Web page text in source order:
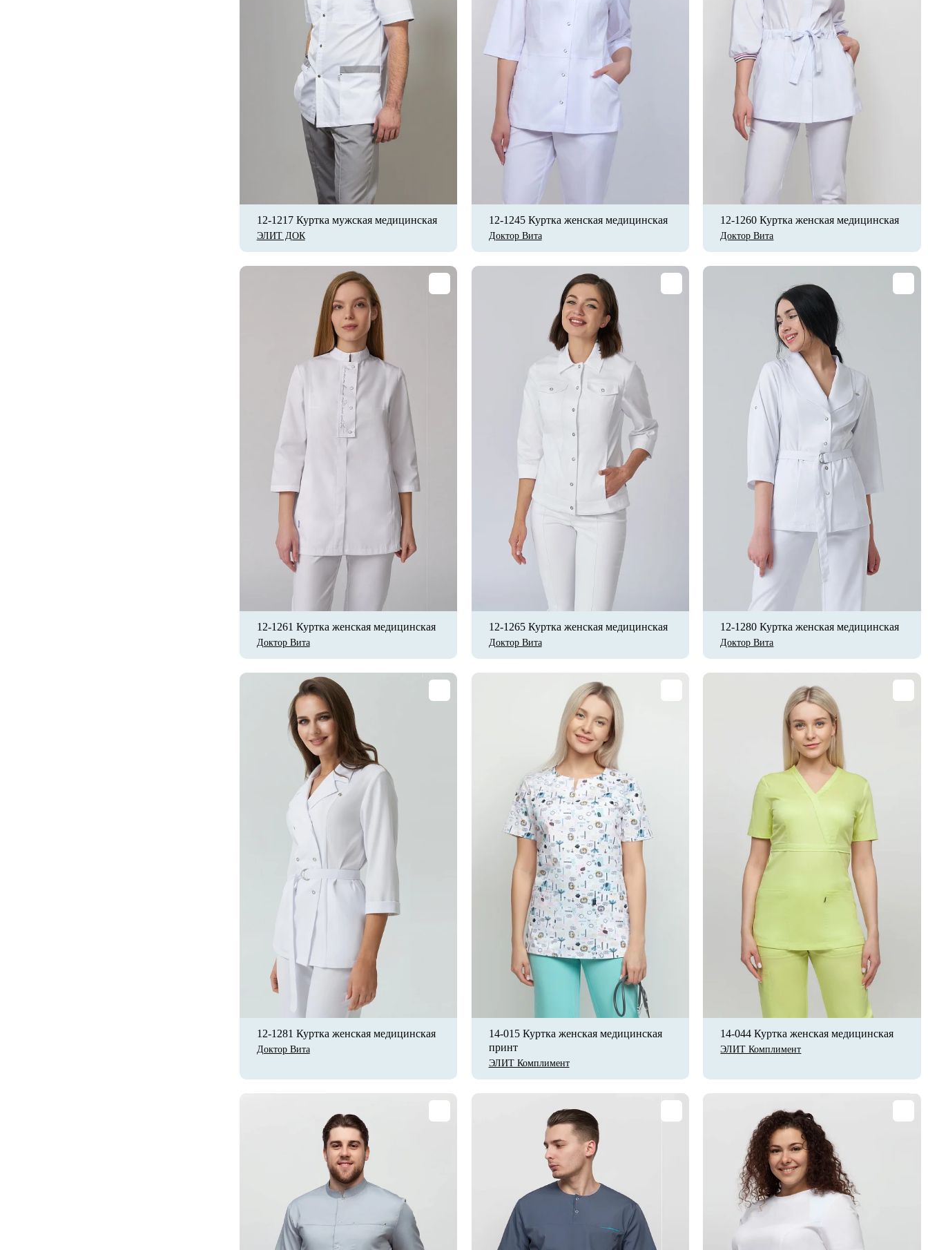
12-1217 Куртка мужская медицинская
ЭЛИТ ДОК
12-1245 Куртка женская медицинская
Доктор Вита
12-1260 Куртка женская медицинская
Доктор Вита
12-1261 Куртка женская медицинская
Доктор Вита
12-1265 Куртка женская медицинская
Доктор Вита
12-1280 Куртка женская медицинская
Доктор Вита
12-1281 Куртка женская медицинская
Доктор Вита
14-015 Куртка женская медицинская
принт
ЭЛИТ Комплимент
14-044 Куртка женская медицинская
ЭЛИТ Комплимент